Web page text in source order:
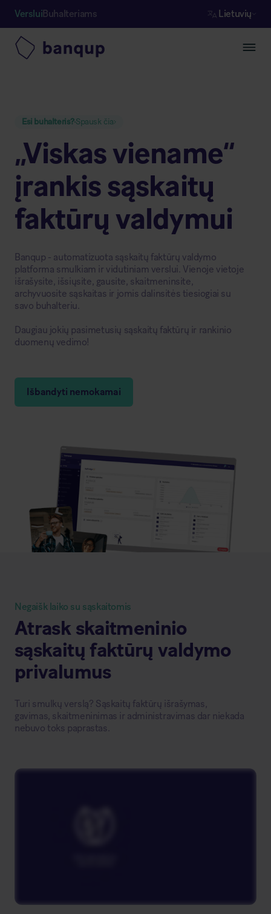
VersluiBuhalteriams Lietuvių
Esi buhalteris? Spausk čia
„Viskas viename“
įrankis sąskaitų
faktūrų valdymui
Banqup - automatizuota sąskaitų faktūrų valdymo
platforma smulkiam ir vidutiniam verslui. Vienoje vietoje
išrašysite, išsiųsite, gausite, skaitmeninsite,
archyvuosite sąskaitas ir jomis dalinsitės tiesiogiai su
savo buhalteriu.
Daugiau jokių pasimetusių sąskaitų faktūrų ir rankinio
duomenų vedimo!
Išbandyti nemokamai
Negaišk laiko su sąskaitomis
Atrask skaitmeninio
sąskaitų faktūrų valdymo
privalumus
Turi smulkų verslą? Sąskaitų faktūrų išrašymas,
gavimas, skaitmeninimas ir administravimas dar niekada
nebuvo toks paprastas.